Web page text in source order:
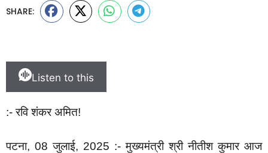
SHARE:
Listen to this
:- रवि शंकर अमित!
पटना, 08 जुलाई, 2025 :- मुख्यमंत्री श्री नीतीश कुमार आज